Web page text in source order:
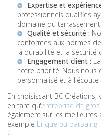
Expertise et
professionnels qualifiés
domaine du terrassement.
Qualité et sécurité :
conformes aux normes
la durabilité et la sécurité
Engagement client :
notre priorité. Nous nous
personnalisé et à l'écoute
En choisissant BC
en tant qu'entreprise de
également sur les
exemple brique ou parpaing
?.